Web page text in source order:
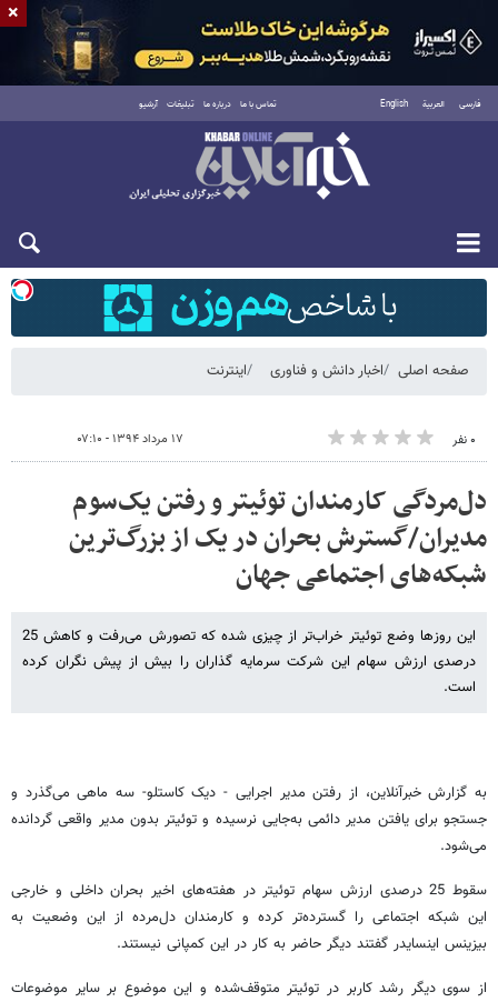
فارسی العربية English تماس با ما درباره ما تبلیغات آرشیو
شنبه ۱۷ مرداد ۱۴۰۵
صفحه اصلی اخبار دانش و فناوری اینترنت
۰ نفر ۱۷ مرداد ۱۳۹۴ - ۰۷:۱۰
دل‌مردگی کارمندان توئیتر و رفتن یک‌سوم
مدیران/گسترش بحران در یک از بزرگ‌ترین
شبکه‌‌‌های اجتماعی جهان
این روزها وضع توئیتر خراب‌تر از چیزی شده که تصورش می‌رفت و کاهش 25
درصدی ارزش سهام این شرکت سرمایه گذاران را بیش از پیش نگران کرده
است.
به گزارش خبرآنلاین، از رفتن مدیر اجرایی - دیک کاستلو- سه ماهی می‌گذرد و
جستجو برای یافتن مدیر دائمی به‌جایی نرسیده و توئیتر بدون مدیر واقعی گردانده
می‌شود.
سقوط 25 درصدی ارزش سهام توئیتر در هفته‌های اخیر بحران داخلی و خارجی
این شبکه اجتماعی را گسترده‌تر کرده و کارمندان دل‌مرده از این وضعیت به
بیزینس اینسایدر گفتند دیگر حاضر به کار در این کمپانی نیستند.
از سوی دیگر رشد کاربر در توئیتر متوقف‌شده و این موضوع بر سایر موضوعات
×